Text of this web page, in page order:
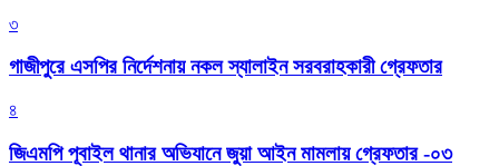
৩
গাজীপুরে এসপির নির্দেশনায় নকল স্যালাইন সরবরাহকারী গ্রেফতার
৪
জিএমপি পূবাইল থানার অভিযানে জুয়া আইন মামলায় গ্রেফতার -০৩